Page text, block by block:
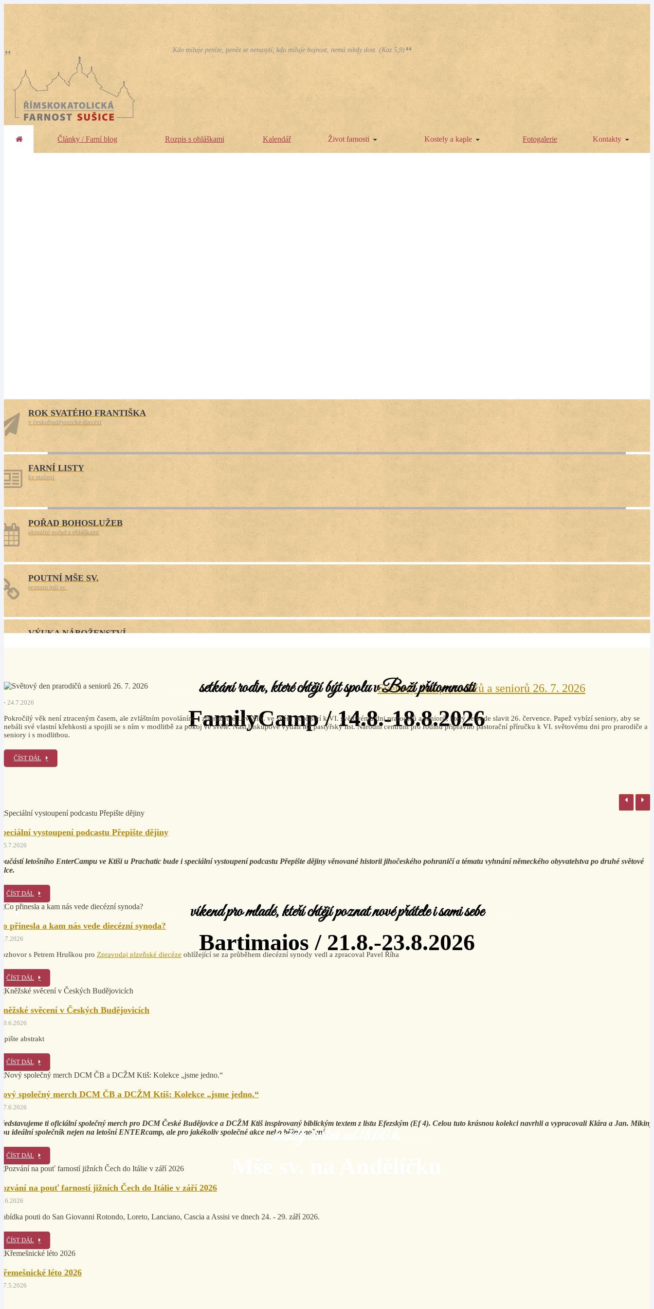
Kdo miluje peníze, peněz se nenasytí, kdo miluje hojnost, nemá nikdy dost. (Kaz 5,9)
Články / Farní blog Rozpis s ohláškami Kalendář Život farnosti Kostely a kaple Fotogalerie Kontakty
každou neděli od 14.00 - 16.00 hodin do konce září 2026
Otevřený Andělíček
setkání rodin, které chtějí být spolu v Boží přítomnosti
FamilyCamp / 14.8.-18.8.2026
víkend pro mladé, kteří chtějí poznat nové přátele i sami sebe
Bartimaios / 21.8.-23.8.2026
každý čtvrtek od 18.00 h.
ROK SVATÉHO FRANTIŠKA
v českobudějovické diecézi
FARNÍ LISTY
ke stažení
POŘAD BOHOSLUŽEB
aktuální pořad s ohláškami
POUTNÍ MŠE SV.
seznam mší sv.
VÝUKA NÁBOŽENSTVÍ
KE STAŽENÍ Světový den prarodičů a seniorů 26. 7. 2026
24.7.2026
Pokročilý věk není ztraceným časem, ale zvláštním povoláním – zdůrazňuje Lev XIV. ve svém poselství k VI. světovému dni prarodičů a seniorů, který se bude slavit 26. července. Papež vybízí seniory, aby se
nebáli své vlastní křehkosti a spojili se s ním v modlitbě za pokoj ve světě. Naši biskupové vydali též pastýřský list. Národní centrum pro rodinu připravilo pastorační příručku k VI. světovému dni pro prarodiče a
seniory i s modlitbou.
ČÍST DÁL
vystoupení podcastu Přepište dějiny
15.7.2026
letošního EnterCampu ve Ktiši u Prachatic bude i speciální vystoupení podcastu Přepište dějiny věnované historii jihočeského pohraničí a tématu vyhnání německého obyvatelstva po druhé světové
ČÍST DÁL
přinesla a kam nás vede diecézní synoda?
1.7.2026
s Petrem Hruškou pro Zpravodaj plzeňské diecéze ohlížející se za průběhem diecézní synody vedl a zpracoval Pavel Říha
ČÍST DÁL
svěcení v Českých Budějovicích
20.6.2026
abstrakt
ČÍST DÁL
společný merch DCM ČB a DCŽM Ktiš: Kolekce „jsme jedno.“
17.6.2026
ti oficiální společný merch pro DCM České Budějovice a DCŽM Ktiš inspirovaný biblickým textem z listu Efezským (Ef 4). Celou tuto krásnou kolekci navrhli a vypracovali Klára a Jan. Mikiny
ideální společník nejen na letošní ENTERcamp, ale pro jakékoliv společné akce nebo běžné nošení.
ČÍST DÁL
na pouť farností jižních Čech do Itálie v září 2026
5.6.2026
pouti do San Giovanni Rotondo, Loreto, Lanciano, Cascia a Assisi ve dnech 24. - 29. září 2026.
ČÍST DÁL
léto 2026
27.5.2026